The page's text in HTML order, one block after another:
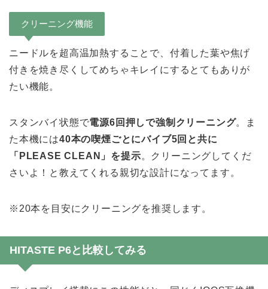
クリーニング機能
ニードルを超高温加熱することで、付着した葉や焦げ
付きを焼き尽くしてめちゃキレイにするとてもありが
たい機能。
スタンバイ状態で電源6回押しで強制クリーニング。ま
た本機には40本の喫煙ごとにバイブ5回と共に
「PLEASE CLEAN」を提示。クリーニングしてくだ
さいよ！と教えてくれる親切な設計になってます。
※20本を目安にクリーニングを推奨します。
HITASTE P6と比較してみる